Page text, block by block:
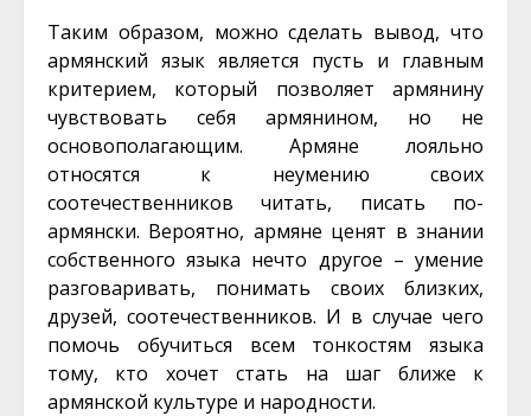
Таким образом, можно сделать вывод, что
армянский язык является пусть и главным
критерием, который позволяет армянину
чувствовать себя армянином, но не
основополагающим. Армяне лояльно
относятся к неумению своих
соотечественников читать, писать по-
армянски. Вероятно, армяне ценят в знании
собственного языка нечто другое – умение
разговаривать, понимать своих близких,
друзей, соотечественников. И в случае чего
помочь обучиться всем тонкостям языка
тому, кто хочет стать на шаг ближе к
армянской культуре и народности.